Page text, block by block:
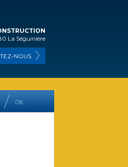
La Séguinière
NOUS